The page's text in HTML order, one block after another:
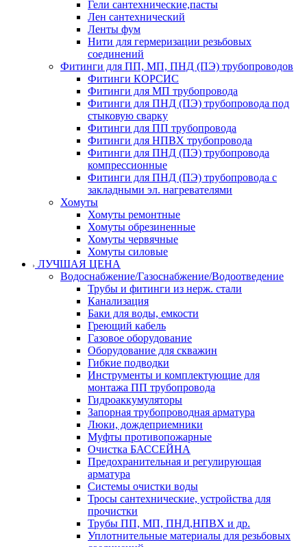
Гели сантехнические,пасты
Лен сантехнический
Ленты фум
Нити для гермеризации резьбовых
соединений
Фитинги для ПП, МП, ПНД (ПЭ) трубопроводов
Фитинги КОРСИС
Фитинги для МП трубопровода
Фитинги для ПНД (ПЭ) трубопровода под
стыковую сварку
Фитинги для ПП трубопровода
Фитинги для НПВХ трубопровода
Фитинги для ПНД (ПЭ) трубопровода
компрессионные
Фитинги для ПНД (ПЭ) трубопровода с
закладными эл. нагревателями
Хомуты
Хомуты ремонтные
Хомуты обрезиненные
Хомуты червячные
Хомуты силовые
ЛУЧШАЯ ЦЕНА
Водоснабжение/Газоснабжение/Водоотведение
Трубы и фитинги из нерж. стали
Канализация
Баки для воды, емкости
Греющий кабель
Газовое оборудование
Оборудование для скважин
Гибкие подводки
Инструменты и комплектующие для
монтажа ПП трубопровода
Гидроаккумуляторы
Запорная трубопроводная арматура
Люки, дождеприемники
Муфты противопожарные
Очистка БАССЕЙНА
Предохранительная и регулирующая
арматура
Системы очистки воды
Тросы сантехнические, устройства для
прочистки
Трубы ПП, МП, ПНД,НПВХ и др.
Уплотнительные материалы для резьбовых